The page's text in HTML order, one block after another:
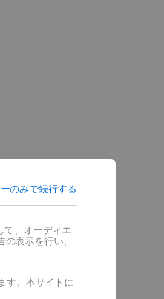
のみで続行する
て、オーディエ
表示を行い、
す。本サイトに